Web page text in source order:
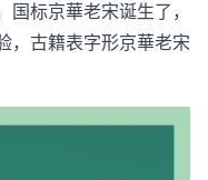
标京華老宋诞生了，
，古籍表字形京華老宋